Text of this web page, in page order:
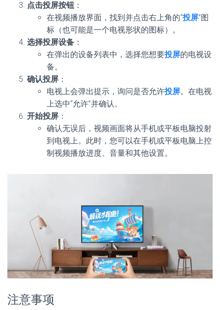
点击投屏按钮 ：
在视频播放界面，找到并点击右上角的“投屏”图
标（也可能是一个电视形状的图标）。
选择投屏设备 ：
在弹出的设备列表中，选择您想要投屏的电视设
备。
确认投屏 ：
电视上会弹出提示，询问是否允许投屏。在电视
上选中“允许”并确认。
开始投屏 ：
确认无误后，视频画面将从手机或平板电脑投射
到电视上。此时，您可以在手机或平板电脑上控
制视频播放进度、音量和其他设置。
注意事项